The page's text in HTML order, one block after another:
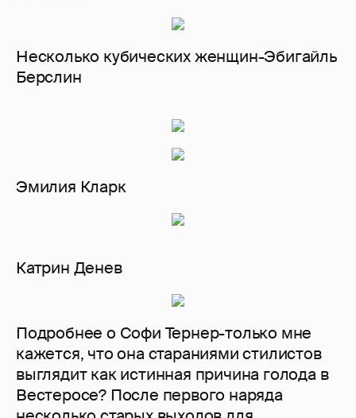
Несколько кубических женщин-Эбигайль
Берслин
Эмилия Кларк
Катрин Денев
Подробнее о Софи Тернер-только мне
кажется, что она стараниями стилистов
выглядит как истинная причина голода в
Вестеросе? После первого наряда